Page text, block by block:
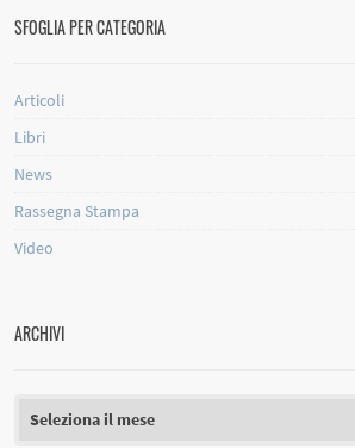
SFOGLIA PER CATEGORIA
Articoli
Libri
News
Rassegna Stampa
Video
ARCHIVI